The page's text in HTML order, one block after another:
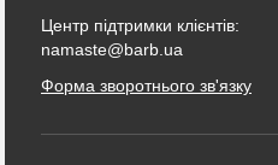
Центр підтримки клієнтів:
namaste@barb.ua
Форма зворотнього зв'язку